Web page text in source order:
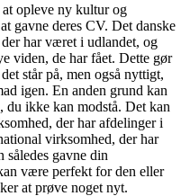
opleve ny kultur og
gavne deres CV. Det danske
har været i udlandet, og
viden, de har fået. Dette gør
står på, men også nyttigt,
igen. En anden grund kan
du ikke kan modstå. Det kan
der har afdelinger i
virksomhed, der har
gavne din
være perfekt for den eller
at prøve noget nyt.